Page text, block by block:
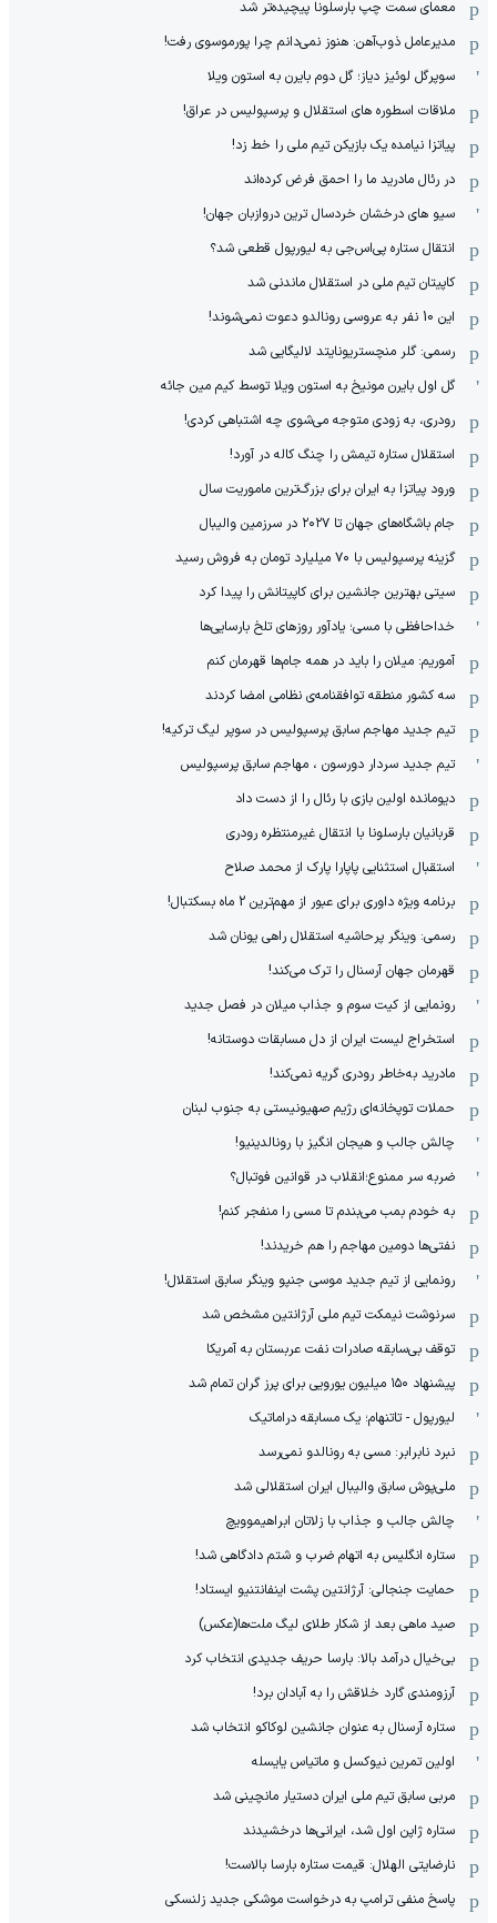
معمای سمت چپ بارسلونا پیچیده‌تر شد
مدیرعامل ذوب‌آهن: هنوز نمی‌دانم چرا پورموسوی رفت!
سوپرگل لوئیز دیاز؛ گل دوم بایرن به استون ویلا
ملاقات اسطوره های استقلال و پرسپولیس در عراق!
پیاتزا نیامده یک بازیکن تیم ملی را خط زد!
در رئال مادرید ما را احمق فرض کرده‌اند
سیو های درخشان خردسال ترین دروازبان جهان!
انتقال ستاره پی‌اس‌جی به لیورپول قطعی شد؟
کاپیتان تیم ملی در استقلال ماندنی شد
این 10 نفر به عروسی رونالدو دعوت نمی‌شوند!
رسمی: گلر منچستریونایتد لالیگایی شد
گل اول بایرن مونیخ به استون ویلا توسط کیم مین جائه
رودری، به زودی متوجه می‌شوی چه اشتباهی کردی!
استقلال ستاره تیمش را چنگ کاله در آورد!
ورود پیاتزا به ایران برای بزرگ‌ترین ماموریت سال
جام باشگاه‌های جهان تا ۲۰۲۷ در سرزمین والیبال
گزینه پرسپولیس با ۷۰ میلیارد تومان به فروش رسید
سیتی بهترین جانشین برای کاپیتانش را پیدا کرد
خداحافظی با مسی؛ یادآور روزهای تلخ بارسایی‌ها
آموریم: میلان را باید در همه جام‌ها قهرمان کنم
سه کشور منطقه توافقنامه‌ی نظامی امضا کردند
تیم جدید مهاجم سابق پرسپولیس در سوپر لیگ ترکیه!
تیم جدید سردار دورسون ، مهاجم سابق پرسپولیس
دیومانده اولین بازی با رئال را از دست داد
قربانیان بارسلونا با انتقال غیرمنتظره رودری
استقبال استثنایی پاپارا پارک از محمد صلاح
برنامه ویژه داوری برای عبور از مهم‌ترین 2 ماه بسکتبال!
رسمی: وینگر پرحاشیه استقلال راهی یونان شد
قهرمان جهان آرسنال را ترک می‌کند!
رونمایی از کیت سوم و جذاب میلان در فصل جدید
استخراج لیست ایران از دل مسابقات دوستانه!
مادرید به‌خاطر رودری گریه نمی‌کند!
حملات توپخانه‌ای رژیم صهیونیستی به جنوب لبنان
چالش جالب و هیجان انگیز با رونالدینیو!
ضربه سر ممنوع؛انقلاب در قوانین فوتبال؟
به خودم بمب می‌بندم تا مسی را منفجر کنم!
نفتی‌ها دومین مهاجم را هم خریدند!
رونمایی از تیم جدید موسی جنپو وینگر سابق استقلال!
سرنوشت نیمکت تیم ملی آرژانتین مشخص شد
توقف بی‌سابقه صادرات نفت عربستان به آمریکا
پیشنهاد ۱۵۰ میلیون یورویی برای پرز گران تمام شد
لیورپول - تاتنهام؛ یک مسابقه دراماتیک
نبرد نابرابر: مسی به رونالدو نمی‌رسد
ملی‌پوش سابق والیبال ایران استقلالی شد
چالش جالب و جذاب با زلاتان ابراهیموویچ
ستاره انگلیس به اتهام ضرب و شتم دادگاهی شد!
حمایت جنجالی: آرژانتین پشت اینفانتنیو ایستاد!
صید ماهی بعد از شکار طلای لیگ ملت‌ها(عکس)
بی‌خیال درآمد بالا: بارسا حریف جدیدی انتخاب کرد
آرزومندی گارد خلاقش را به آبادان برد!
ستاره آرسنال به عنوان جانشین لوکاکو انتخاب شد
اولین تمرین نیوکسل و ماتیاس یایسله
مربی سابق تیم ملی ایران دستیار مانچینی شد
ستاره ژاپن اول شد، ایرانی‌ها درخشیدند
نارضایتی الهلال: قیمت ستاره بارسا بالاست!
پاسخ منفی ترامپ به درخواست موشکی جدید زلنسکی